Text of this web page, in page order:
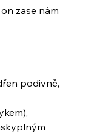
zase nám
podivně,